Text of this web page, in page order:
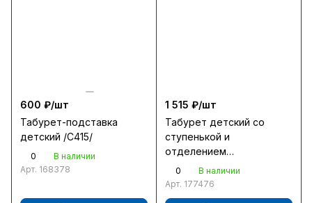
600 ₽/шт
Табурет-подставка
детский /С415/
0
В наличии
Арт. 168378
1 515 ₽/шт
Табурет детский со
ступенькой и
отделением
472*476*418мм /
С12607/4312607/
0
В наличии
Арт. 177476